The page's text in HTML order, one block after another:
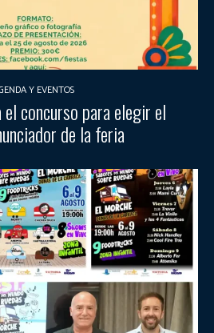
Y EVENTOS
concurso para elegir el
de la feria